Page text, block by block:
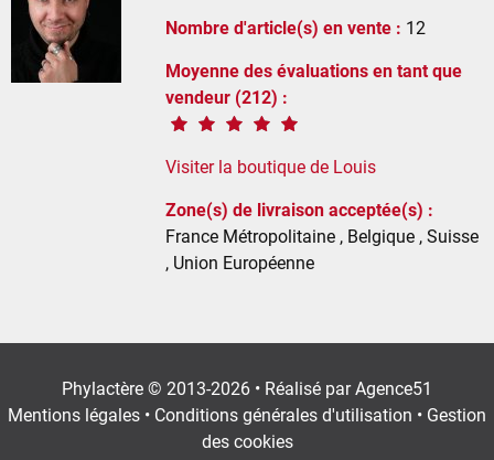
Nombre d'article(s) en vente : 12
Moyenne des évaluations en tant que
vendeur (212) :
Visiter la boutique de Louis
Zone(s) de livraison acceptée(s) :
France Métropolitaine , Belgique , Suisse
, Union Européenne
Phylactère © 2013-2026 • Réalisé parAgence51
Mentions légales • Conditions générales d'utilisation • Gestion
des cookies